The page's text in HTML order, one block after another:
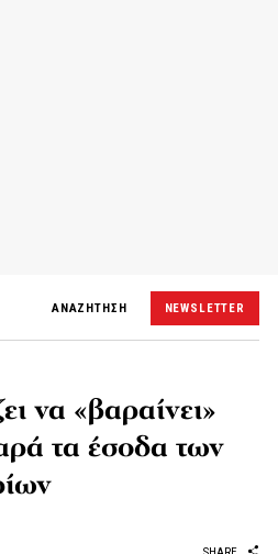
ΑΝΑΖΗΤΗΣΗ NEWSLETTER
να «βαραίνει»
τα έσοδα των